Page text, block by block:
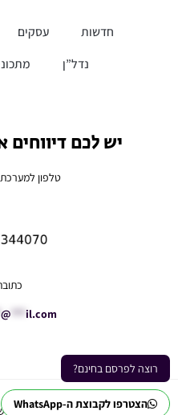
הצטרפו לקבוצת ה-WhatsApp
רוצה לפרסם בחינם?
חדשות עסקים
נדל”ן
יש לכם דיווחים
טלפון למערכת ביתר
@ *** il.com
Ⓒ כל הזכויות שמורות לביתר 24